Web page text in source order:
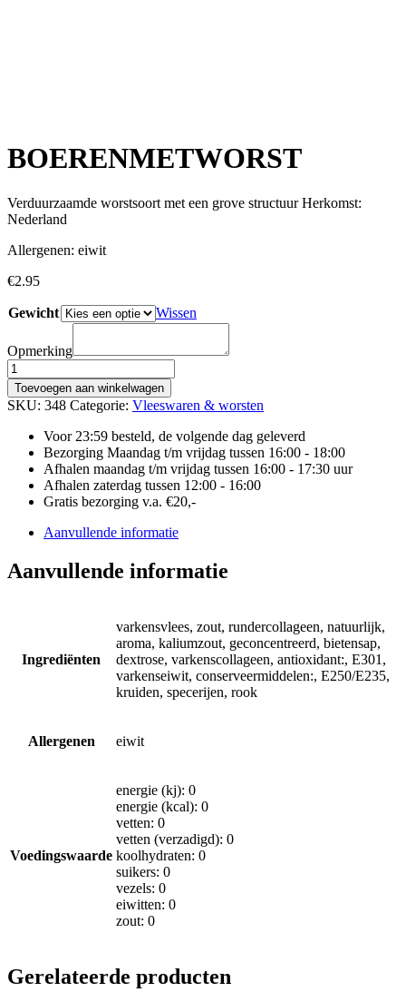
BOERENMETWORST
Verduurzaamde worstsoort met een grove structuur Herkomst:
Nederland
Allergenen: eiwit
€2.95
Gewicht Wissen
Opmerking
BOERENMETWORST
aantal
Toevoegen aan winkelwagen
SKU: 348 Categorie: Vleeswaren & worsten
Voor 23:59 besteld, de volgende dag geleverd
Bezorging Maandag t/m vrijdag tussen 16:00 - 18:00
Afhalen maandag t/m vrijdag tussen 16:00 - 17:30 uur
Afhalen zaterdag tussen 12:00 - 16:00
Gratis bezorging v.a. €20,-
Aanvullende informatie
Aanvullende informatie
Ingrediënten
varkensvlees, zout, rundercollageen, natuurlijk,
aroma, kaliumzout, geconcentreerd, bietensap,
dextrose, varkenscollageen, antioxidant:, E301,
varkenseiwit, conserveermiddelen:, E250/E235,
kruiden, specerijen, rook
Allergenen eiwit
Voedingswaarde
energie (kj): 0
energie (kcal): 0
vetten: 0
vetten (verzadigd): 0
koolhydraten: 0
suikers: 0
vezels: 0
eiwitten: 0
zout: 0
Gerelateerde producten